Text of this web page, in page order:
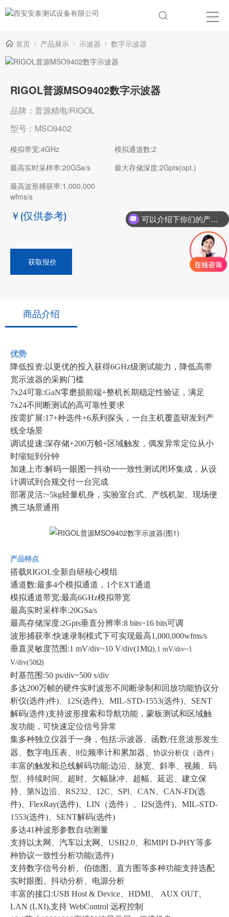
首页 产品展示 示波器 数字示波器
RIGOL普源MSO9402数字示波器
品牌：普源精电/RIGOL
型号：MSO9402
模拟带宽:4GHz
模拟通道数:2
最高实时采样率:20GSa/s
最大存储深度:2Gpts(opt.)
最高波形捕获率:1,000,000
wfms/s
￥ (仅供参考)
获取报价
商品介绍
优势
降低投资:以更优的投入获得6GHz级测试能力，降低高带
宽示波器的采购门槛
7x24可靠:GaN零磨损前端+整机长期稳定性验证，满足
7x24不间断测试的高可靠性要求
按需扩展:17+种选件+6系列探头，一台主机覆盖研发到产
线全场景
调试提速:深存储+200万帧+区域触发，偶发异常定位从小
时缩短到分钟
加速上市:解码一眼图一抖动一一致性测试闭环集成，从设
计调试到合规交付一台完成
部署灵活:~5kg轻量机身，实验室台式、产线机架、现场便
携三场景通用
产品特点
搭载RIGOL全新自研核心模组
通道数:最多4个模拟通道，1个EXT通道
模拟通道带宽:最高6GHz模拟带宽
最高实时采样率:20GSa/s
最高存储深度:2Gpts垂直分辨率:8 bits~16 bits可调
波形捕获率:快速录制模式下可实现最高1,000,000wfms/s
垂直灵敏度范围:1 mV/div~10 V/div(1MΩ),1 mV/div~1
V/div(50Ω)
时基范围:50 ps/div~500 s/div
多达200万帧的硬件实时波形不间断录制和回放功能协议分
析仪(选件)件)、12S(选件)、MIL-STD-1553(选件)、SENT
解码(选件)支持波形搜索和导航功能，蒙板测试和区域触
发功能，可快速定位信号异常
集多种独立仪器于一身，包括:示波器、函数/任意波形发生
器、数字电压表、8位频率计和累加器、 协议分析仪（选件）
丰富的触发和总线解码功能:边沿、脉宽、斜率、视频、码
型、持续时间、超时、欠幅脉冲、超幅、延迟、建立保
持、第N边沿、RS232、12C、SPl、CAN、CAN-FD(选
件)、FlexRay(选件)、LIN（选件）、I2S(选件)、MIL-STD-
1553(选件)、SENT解码(选件)
多达41种波形参数自动测量
支持以太网、汽车以太网、USB2.0、和MIPI D-PHY等多
种协议一致性分析功能(选件)
支持数字信号分析、伯德图、直方图等多种功能支持选配
实时眼图、抖动分析、电源分析
丰富的接口:USB Host & Device、HDMI、 AUX OUT、
LAN (LXI),支持 WebControl 远程控制
可以介绍下你们的产品么？